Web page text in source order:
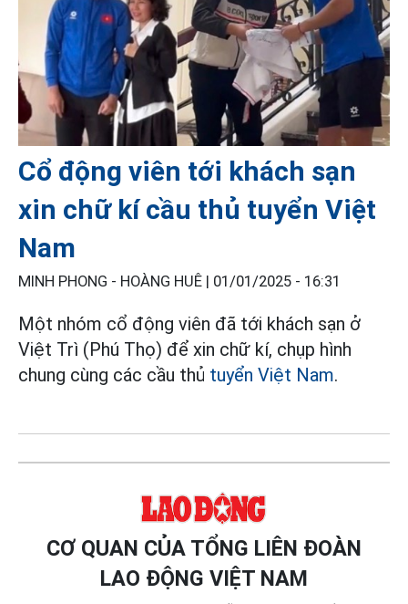
Cổ động viên tới khách sạn
xin chữ kí cầu thủ tuyển Việt
Nam
MINH PHONG - HOÀNG HUÊ | 01/01/2025 - 16:31
Một nhóm cổ động viên đã tới khách sạn ở
Việt Trì (Phú Thọ) để xin chữ kí, chụp hình
chung cùng các cầu thủ tuyển Việt Nam.
CƠ QUAN CỦA TỔNG LIÊN ĐOÀN
LAO ĐỘNG VIỆT NAM